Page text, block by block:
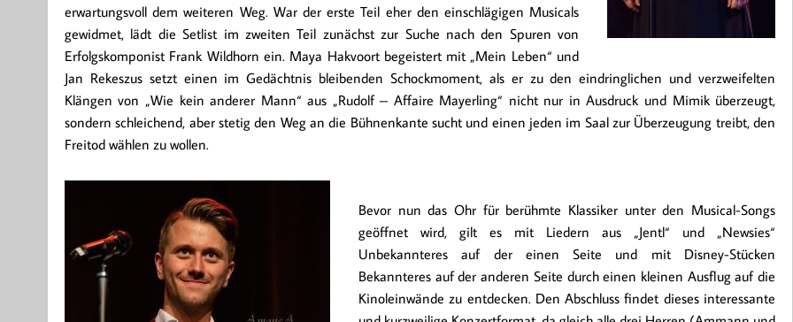
erwartungsvoll dem weiteren Weg. War der erste Teil eher den einschlägigen Musicals
gewidmet, lädt die Setlist im zweiten Teil zunächst zur Suche nach den Spuren von
Erfolgskomponist Frank Wildhorn ein. Maya Hakvoort begeistert mit „Mein Leben“ und
Jan Rekeszus setzt einen im Gedächtnis bleibenden Schockmoment, als er zu den eindringlichen und verzweifelten
Klängen von „Wie kein anderer Mann“ aus „Rudolf – Affaire Mayerling“ nicht nur in Ausdruck und Mimik überzeugt,
sondern schleichend, aber stetig den Weg an die Bühnenkante sucht und einen jeden im Saal zur Überzeugung treibt, den
Freitod wählen zu wollen.
Bevor nun das Ohr für berühmte Klassiker unter den Musical-Songs
geöffnet wird, gilt es mit Liedern aus „Jentl“ und „Newsies“
Unbekannteres auf der einen Seite und mit Disney-Stücken
Bekannteres auf der anderen Seite durch einen kleinen Ausflug auf die
Kinoleinwände zu entdecken. Den Abschluss findet dieses interessante